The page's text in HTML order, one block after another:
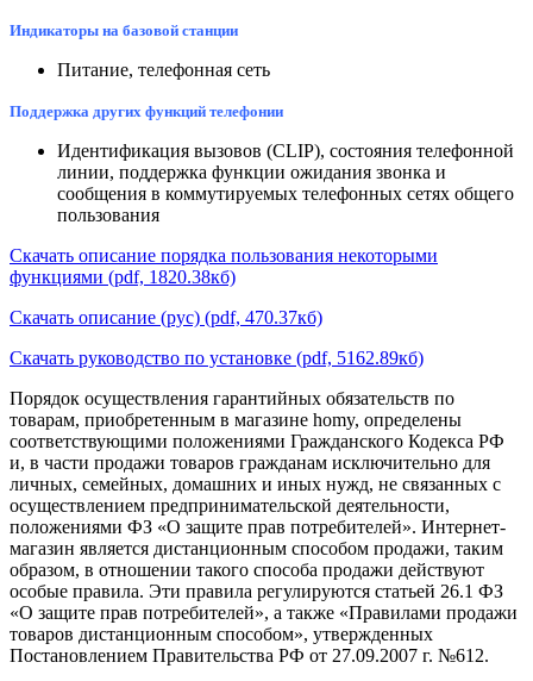
Индикаторы на базовой станции
Питание, телефонная сеть
Поддержка других функций телефонии
Идентификация вызовов (CLIP), состояния телефонной
линии, поддержка функции ожидания звонка и
сообщения в коммутируемых телефонных сетях общего
пользования
Скачать описание порядка пользования некоторыми
функциями (pdf, 1820.38кб)
Скачать описание (рус) (pdf, 470.37кб)
Скачать руководство по установке (pdf, 5162.89кб)
Порядок осуществления гарантийных обязательств по
товарам, приобретенным в магазине homy, определены
соответствующими положениями Гражданского Кодекса РФ
и, в части продажи товаров гражданам исключительно для
личных, семейных, домашних и иных нужд, не связанных с
осуществлением предпринимательской деятельности,
положениями ФЗ «О защите прав потребителей». Интернет-
магазин является дистанционным способом продажи, таким
образом, в отношении такого способа продажи действуют
особые правила. Эти правила регулируются статьей 26.1 ФЗ
«О защите прав потребителей», а также «Правилами продажи
товаров дистанционным способом», утвержденных
Постановлением Правительства РФ от 27.09.2007 г. №612.